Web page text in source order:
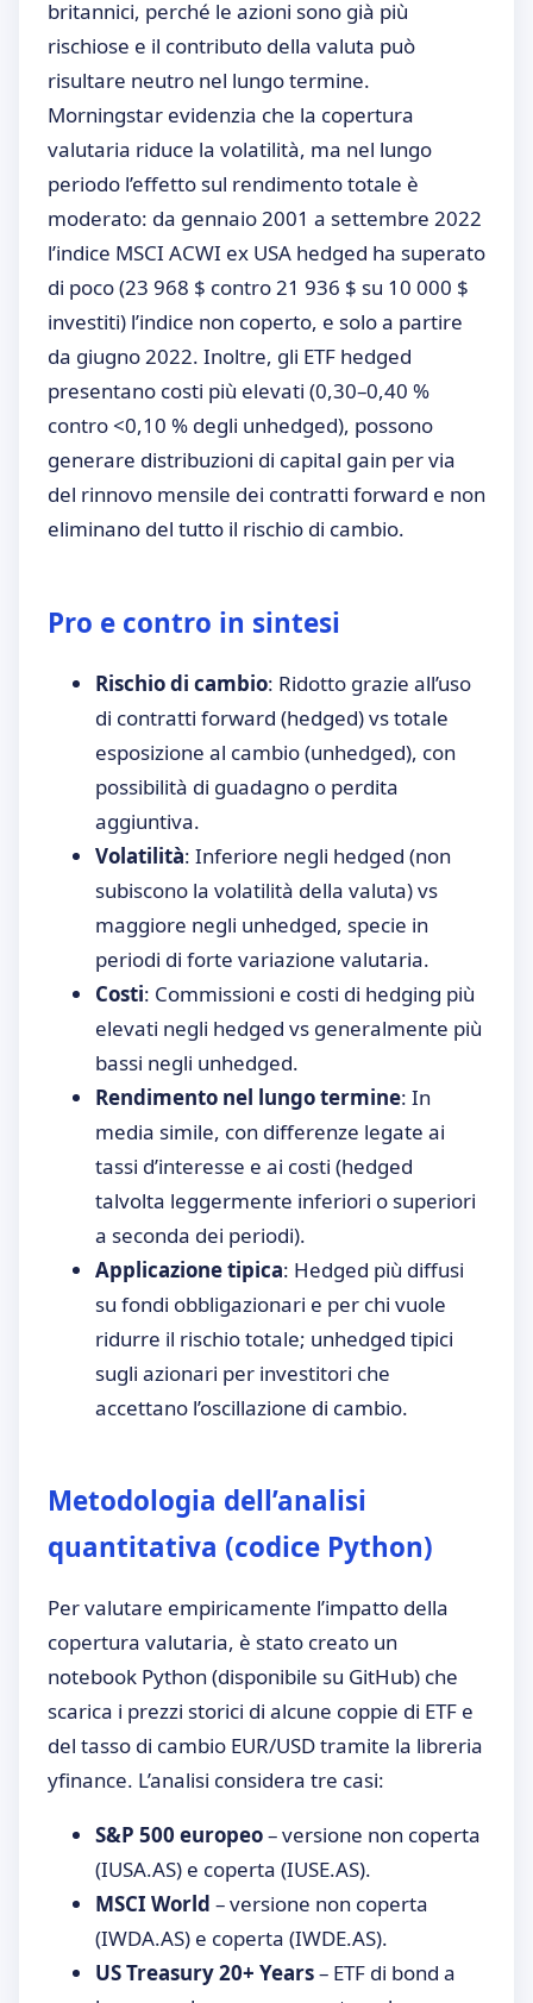
britannici, perché le azioni sono già più
rischiose e il contributo della valuta può
risultare neutro nel lungo termine.
Morningstar evidenzia che la copertura
valutaria riduce la volatilità, ma nel lungo
periodo l’effetto sul rendimento totale è
moderato: da gennaio 2001 a settembre 2022
l’indice MSCI ACWI ex USA hedged ha superato
di poco (23 968 $ contro 21 936 $ su 10 000 $
investiti) l’indice non coperto, e solo a partire
da giugno 2022. Inoltre, gli ETF hedged
presentano costi più elevati (0,30–0,40 %
contro <0,10 % degli unhedged), possono
generare distribuzioni di capital gain per via
del rinnovo mensile dei contratti forward e non
eliminano del tutto il rischio di cambio.
Pro e contro in sintesi
Rischio di cambio: Ridotto grazie all’uso
di contratti forward (hedged) vs totale
esposizione al cambio (unhedged), con
possibilità di guadagno o perdita
aggiuntiva.
Volatilità: Inferiore negli hedged (non
subiscono la volatilità della valuta) vs
maggiore negli unhedged, specie in
periodi di forte variazione valutaria.
Costi: Commissioni e costi di hedging più
elevati negli hedged vs generalmente più
bassi negli unhedged.
Rendimento nel lungo termine: In
media simile, con differenze legate ai
tassi d’interesse e ai costi (hedged
talvolta leggermente inferiori o superiori
a seconda dei periodi).
Applicazione tipica: Hedged più diffusi
su fondi obbligazionari e per chi vuole
ridurre il rischio totale; unhedged tipici
sugli azionari per investitori che
accettano l’oscillazione di cambio.
Metodologia dell’analisi
quantitativa (codice Python)
Per valutare empiricamente l’impatto della
copertura valutaria, è stato creato un
notebook Python (disponibile su GitHub) che
scarica i prezzi storici di alcune coppie di ETF e
del tasso di cambio EUR/USD tramite la libreria
yfinance. L’analisi considera tre casi:
S&P 500 europeo– versione non coperta
(IUSA.AS) e coperta (IUSE.AS).
MSCI World – versione non coperta
(IWDA.AS) e coperta (IWDE.AS).
US Treasury 20+ Years– ETF di bond a